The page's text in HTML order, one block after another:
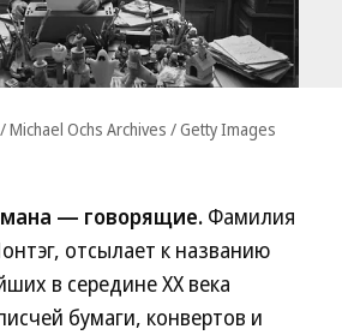
Ochs Archives / Getty Images
— говорящие. Фамилия
отсылает к названию
в середине XX века
бумаги, конвертов и